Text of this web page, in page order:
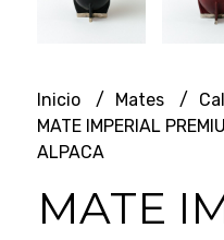
Inicio Mates
MATE IMPERIAL
ALPACA
MATE